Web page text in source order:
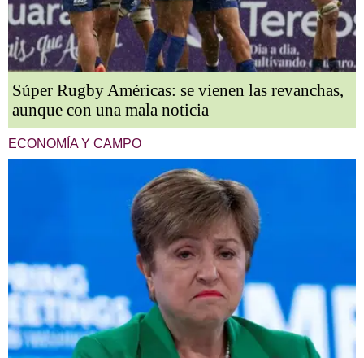
Súper Rugby Américas: se vienen las revanchas,
aunque con una mala noticia
ECONOMÍA Y CAMPO